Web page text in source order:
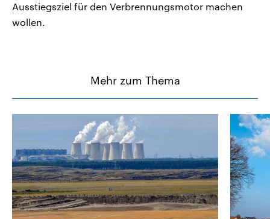
Ausstiegsziel für den Verbrennungsmotor machen
wollen.
Mehr zum Thema